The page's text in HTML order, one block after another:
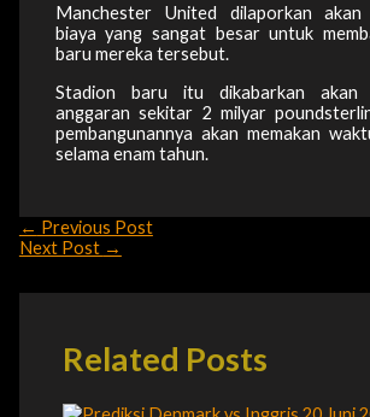
Manchester United dilaporkan akan
biaya yang sangat besar untuk
baru mereka tersebut.
Stadion baru itu dikabarkan akan
anggaran sekitar 2 milyar
pembangunannya akan memakan
selama enam tahun.
← Previous Post
Next Post →
Related Posts